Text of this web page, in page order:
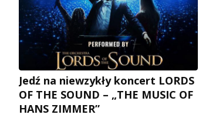
Jedź na niewzykły koncert LORDS
OF THE SOUND – „THE MUSIC OF
HANS ZIMMER”